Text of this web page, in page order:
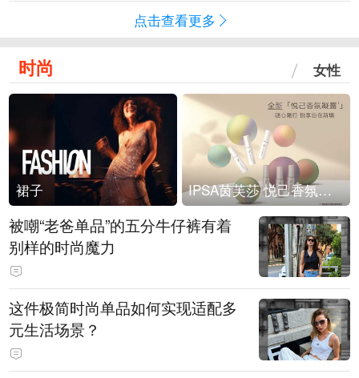
点击查看更多
时尚 女性
裙子 IPSA茵芙莎 悦己香氛凝露上市
被嘲“老爸单品”的五分牛仔裤有着
别样的时尚魔力
这件极简时尚单品如何实现适配多
元生活场景？